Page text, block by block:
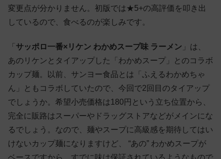
変更点が分かりません。初版では★5+の高評価を叩き出
しているので、食べるのが楽しみです。
「 サッポロ一番×リケン わかめスープ味 ラーメン 」は、
あのリケンとタイアップした「わかめスープ」とのコラボ
カップ麺。以前、サンヨー食品とは「ふえるわかめちゃ
ん」ともコラボしていたので、今回で2回目のタイアップ
でしょうか。希望小売価格は180円という立ち位置から、
完全に販路はスーパーやドラッグストアなどがメインにな
るでしょう。なので、麺やスープに高級感を期待してはい
けないカップ麺になりますけど、 “あの” わかめスープが